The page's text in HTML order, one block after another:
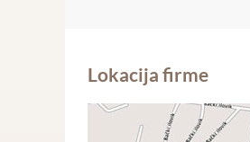
Lokacija firme